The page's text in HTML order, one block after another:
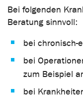
Bei folgenden
Beratung sinnvoll:
bei chronisch-
bei
zum Beispiel
bei